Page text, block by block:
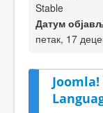
Stable
Датум
петак, 17